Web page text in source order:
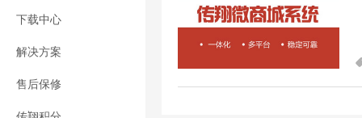
下载中心
解决方案
售后保修